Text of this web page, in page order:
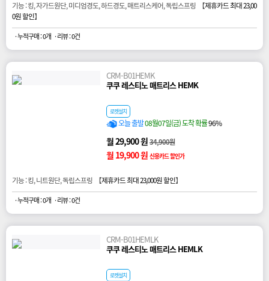
기능 : 킹, 자가드원단, 미디엄경도, 하드경도, 매트리스케어, 독립스프링 【제휴카드 최대 23,00
0원 할인】
· 누적구매 : 0개 · 리뷰 : 0건
CRM-B01HEMK
쿠쿠 레스티노 매트리스 HEMK
로켓설치
오늘 출발08월07일(금) 도착 확률96%
월 29,900 원34,900원
월 19,900 원 신용카드 할인가
기능 : 킹, 니트원단, 독립스프링 【제휴카드 최대 23,000원 할인】
· 누적구매 : 0개 · 리뷰 : 0건
CRM-B01HEMLK
쿠쿠 레스티노 매트리스 HEMLK
로켓설치